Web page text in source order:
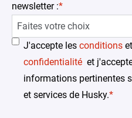
newsletter :*
J'accepte les conditions
confidentialité et
informations pertinentes
et services de Husky.*